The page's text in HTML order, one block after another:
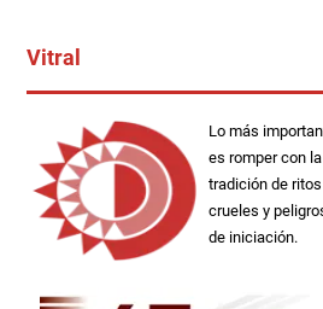
Vitral
Lo más
es romper con la
tradición de ritos
crueles y
de iniciación.